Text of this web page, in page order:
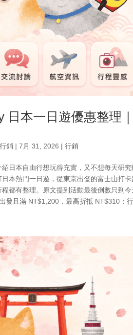
日本一日遊優惠整理
銷 |7月 31, 2026 |行銷
紹日本自由行想玩得充實，又不想每天研
日本熱門一日遊，從東京出發的富士山打
程都有整理。原文提到活動最後倒數只到
發且滿 NT$1,200，最高折抵 NT$310；